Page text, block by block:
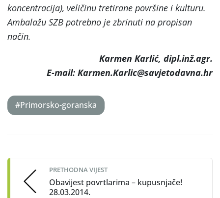
koncentracija), veličinu tretirane površine i kulturu.
Ambalažu SZB potrebno je zbrinuti na propisan
način.
Karmen Karlić, dipl.inž.agr.
E-mail: Karmen.Karlic@savjetodavna.hr
#Primorsko-goranska
navigation
PRETHODNA VIJEST
Obavijest povrtlarima – kupusnjače!
28.03.2014.